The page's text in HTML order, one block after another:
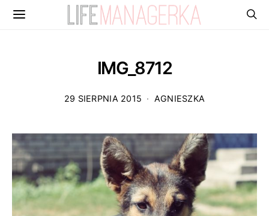
IMG_8712
29 SIERPNIA 2015 AGNIESZKA